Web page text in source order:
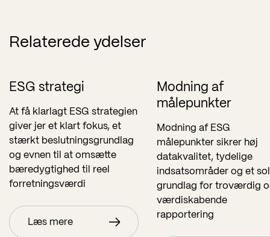
Relaterede ydelser
ESG strategi
At få klarlagt ESG strategien
giver jer et klart fokus, et
stærkt beslutningsgrundlag
og evnen til at omsætte
bæredygtighed til reel
forretningsværdi
Læs mere
Modning af
målepunkter
Modning af ESG
målepunkter sikrer høj
datakvalitet, tydelige
indsatsområder og et
grundlag for troværdig
værdiskabende
rapportering